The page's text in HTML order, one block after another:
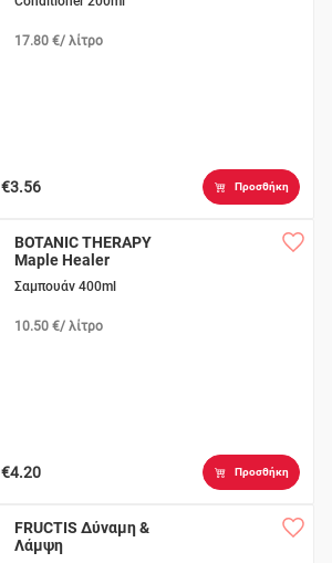
17.80 €/ λίτρο
€3.56 Προσθήκη
BOTANIC THERAPY
Maple Healer
Σαμπουάν 400ml
10.50 €/ λίτρο
€4.20 Προσθήκη
FRUCTIS Δύναμη &
Λάμψη